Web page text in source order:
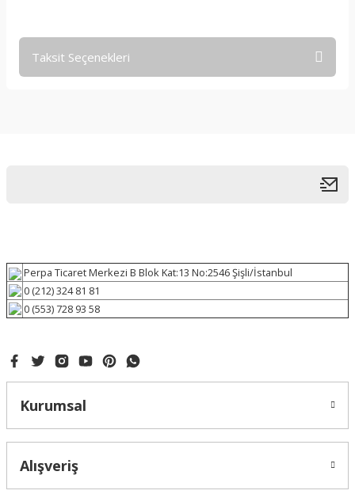
Taksit Seçenekleri
Perpa Ticaret Merkezi B Blok Kat:13 No:2546 Şişli/İstanbul
0 (212) 324 81 81
0 (553) 728 93 58
Kurumsal
Alışveriş